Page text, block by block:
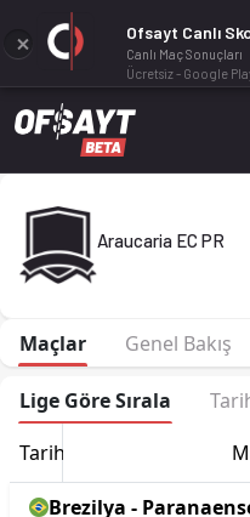
Araucaria EC PR 2026
Araucaria EC PR
Maçlar Genel Bakış
Lige Göre Sırala
Tarih
Brezilya -
Ofsayt Canlı
Canlı Maç Sonuçları
Ücretsiz - Google